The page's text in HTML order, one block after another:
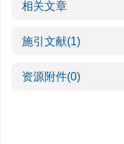
相关文章
施引文献(1)
资源附件(0)